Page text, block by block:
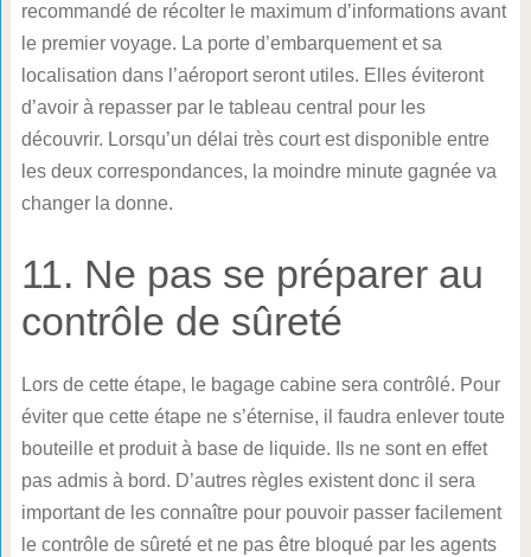
recommandé de récolter le maximum d’informations avant
le premier voyage. La porte d’embarquement et sa
localisation dans l’aéroport seront utiles. Elles éviteront
d’avoir à repasser par le tableau central pour les
découvrir. Lorsqu’un délai très court est disponible entre
les deux correspondances, la moindre minute gagnée va
changer la donne.
11. Ne pas se préparer au
contrôle de sûreté
Lors de cette étape, le bagage cabine sera contrôlé. Pour
éviter que cette étape ne s’éternise, il faudra enlever toute
bouteille et produit à base de liquide. Ils ne sont en effet
pas admis à bord. D’autres règles existent donc il sera
important de les connaître pour pouvoir passer facilement
le contrôle de sûreté et ne pas être bloqué par les agents